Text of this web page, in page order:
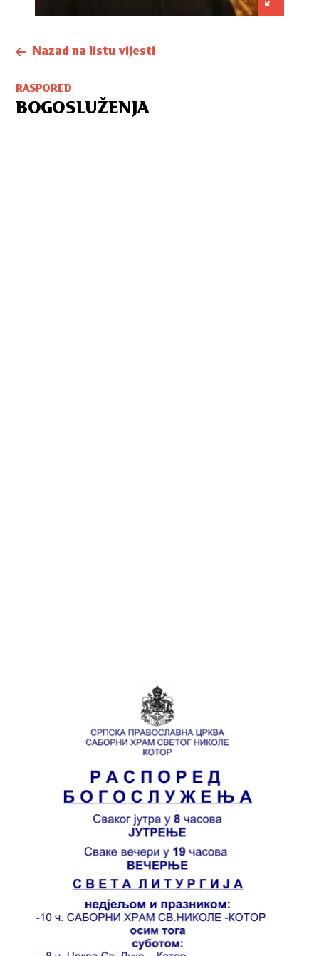
Nazad na listu vijesti
RASPORED
BOGOSLUŽENJA